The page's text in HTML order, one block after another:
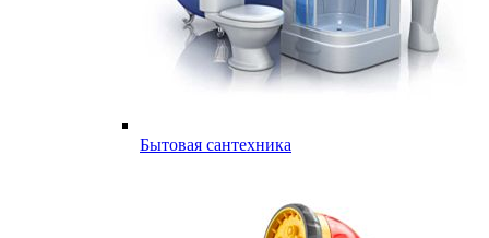
Бытовая сантехника